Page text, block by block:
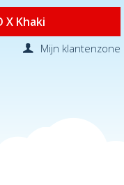
X Khaki
Mijn klantenzone